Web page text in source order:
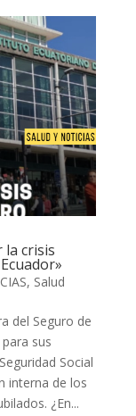
la crisis
, Salud
del Seguro de
sus
Social
interna de los
¿En...